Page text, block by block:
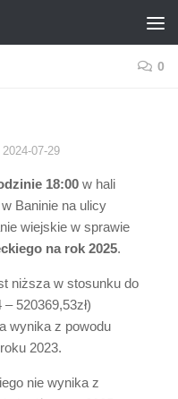
0
2024-07-29
18:00 w hali
Baninie na ulicy
wiejskie w sprawie
na rok 2025.
niższa w stosunku do
– 520369,53zł)
wynika z powodu
2023.
nie wynika z